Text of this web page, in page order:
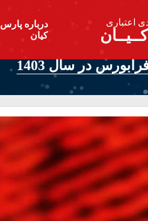
اعتباری
درباره پارس
کیان
در سال 1403